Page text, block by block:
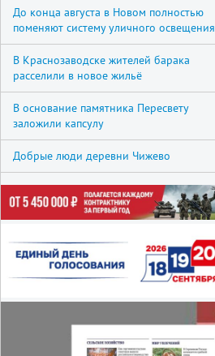
До конца августа в Новом полностью
поменяют систему уличного освещения
В Краснозаводске жителей барака
расселили в новое жильё
В основание памятника Пересвету
заложили капсулу
Добрые люди деревни Чижево